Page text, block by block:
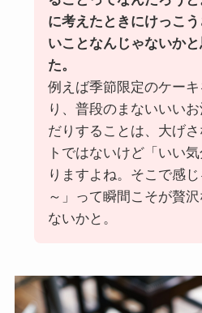
に考えたときにけっこ
いことなんじゃないか
た。
例えば季節限定のケー
り、普段のまないいい
だりすることは、大げ
トではないけど「いい
りますよね。そこで感
～」って瞬間こそが贅
ないかと。